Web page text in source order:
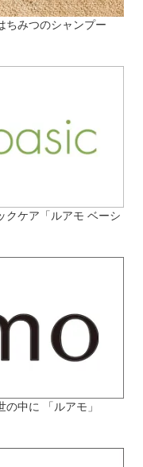
ちみつのシャンプー
クケア「ルアモ ベーシ
の中に 「ルアモ」